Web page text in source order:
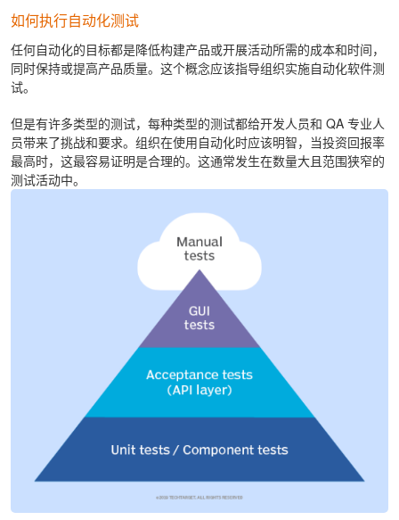
如何执行自动化测试
任何自动化的目标都是降低构建产品或开展活动所需的成本和时间，
同时保持或提高产品质量。这个概念应该指导组织实施自动化软件测
试。
但是有许多类型的测试，每种类型的测试都给开发人员和 QA 专业人
员带来了挑战和要求。组织在使用自动化时应该明智，当投资回报率
最高时，这最容易证明是合理的。这通常发生在数量大且范围狭窄的
测试活动中。